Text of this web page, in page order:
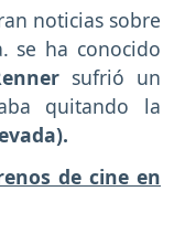
noticias sobre
se ha conocido
sufrió un
quitando la
de cine en